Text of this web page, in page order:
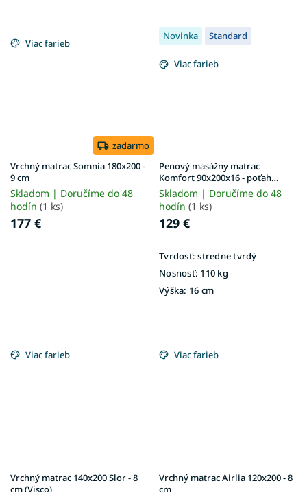
Viac farieb
zadarmo
Vrchný matrac Somnia 180x200 -
9 cm
Skladom | Doručíme do 48
hodín (1 ks)
177 €
Novinka Standard
Viac farieb
Penový masážny matrac
Komfort 90x200x16 - poťah
Matrix
Skladom | Doručíme do 48
hodín (1 ks)
129 €
Tvrdosť: stredne tvrdý
Nosnosť: 110 kg
Výška: 16 cm
Viac farieb
Vrchný matrac 140x200 Slor - 8
Viac farieb
Vrchný matrac Airlia 120x200 - 8